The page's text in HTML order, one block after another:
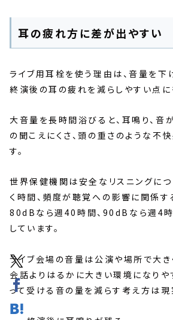
耳の疲れ方に差が出やすい
ライブ用耳栓を使う理由は、音量を下
終演後の耳の疲れを減らしやすい点に
大音量を長時間浴びると、耳鳴り、音
の聞こえにくさ、頭の重さのような不
す。
世界保健機関は安全なリスニングにつ
く時間、頻度が聴覚への影響に関係す
80dBなら週40時間、90dBなら週4
しています。
ライブ会場の音量は公演や場所で大き
会話よりはるかに大きい環境になりや
って受ける音の量を減らす考え方は現